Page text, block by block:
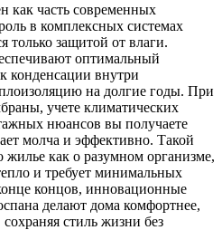
как часть современных
в комплексных системах
только защитой от влаги.
оптимальный
конденсации внутри
на долгие годы. При
учете климатических
нюансов вы получаете
молча и эффективно. Такой
жилье как о разумном организме,
и требует минимальных
концов, инновационные
делают дома комфортнее,
стиль жизни без